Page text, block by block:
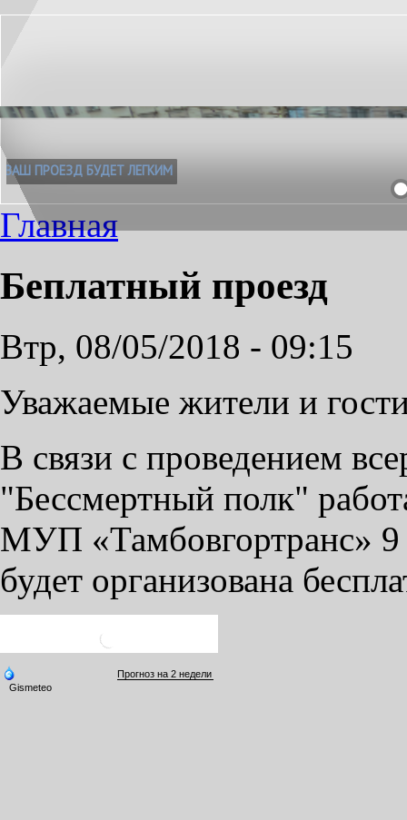
ВАШ ПРОЕЗД БУДЕТ ЛЕГКИМ
Главная
Беплатный проезд
Втр, 08/05/2018 - 09:15
Уважаемые жители и
В связи с проведением
"Бессмертный полк"
МУП «Тамбовгортранс» 9
будет организована